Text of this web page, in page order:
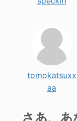
tomokatsuxx
aa
さあ、あ